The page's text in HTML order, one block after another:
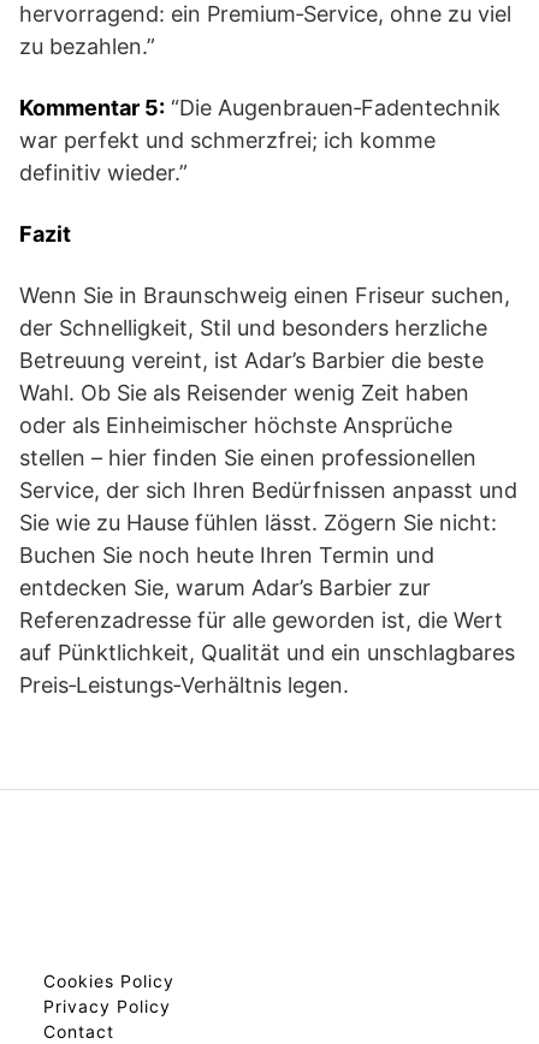
hervorragend: ein Premium‑Service, ohne zu viel
zu bezahlen.”
Kommentar 5: “Die Augenbrauen‑Fadentechnik
war perfekt und schmerzfrei; ich komme
definitiv wieder.”
Fazit
Wenn Sie in Braunschweig einen Friseur suchen,
der Schnelligkeit, Stil und besonders herzliche
Betreuung vereint, ist Adar’s Barbier die beste
Wahl. Ob Sie als Reisender wenig Zeit haben
oder als Einheimischer höchste Ansprüche
stellen – hier finden Sie einen professionellen
Service, der sich Ihren Bedürfnissen anpasst und
Sie wie zu Hause fühlen lässt. Zögern Sie nicht:
Buchen Sie noch heute Ihren Termin und
entdecken Sie, warum Adar’s Barbier zur
Referenzadresse für alle geworden ist, die Wert
auf Pünktlichkeit, Qualität und ein unschlagbares
Preis‑Leistungs‑Verhältnis legen.
Cookies Policy
Privacy Policy
Contact